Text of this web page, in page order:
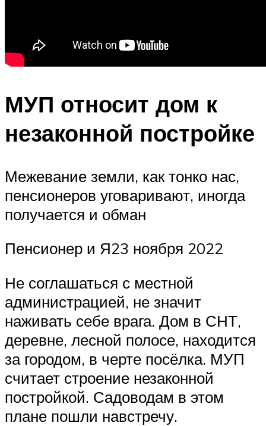
МУП относит дом к
незаконной постройке
Межевание земли, как тонко нас,
пенсионеров уговаривают, иногда
получается и обман
Пенсионер и Я23 ноября 2022
Не соглашаться с местной
администрацией, не значит
наживать себе врага. Дом в СНТ,
деревне, лесной полосе, находится
за городом, в черте посёлка. МУП
считает строение незаконной
постройкой. Садоводам в этом
плане пошли навстречу.